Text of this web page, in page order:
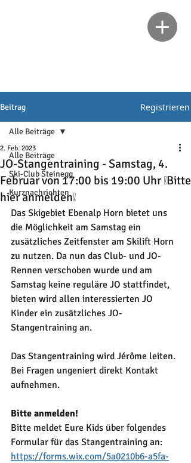
Beitrag Registrieren
Alle Beiträge
Ski-Club Steinegg
Kurznachrichten
Alle Beiträge
JO-Stangentraining - Samstag, 4.
Februar von 17:00 bis 19:00 Uhr ❕Bitte
hier anmelden❕
2. Feb. 2023
Das Skigebiet Ebenalp Horn bietet uns
die Möglichkeit am Samstag ein
zusätzliches Zeitfenster am Skilift Horn
zu nutzen. Da nun das Club- und JO-
Rennen verschoben wurde und am
Samstag keine reguläre JO stattfindet,
bieten wird allen interessierten JO
Kinder ein zusätzliches JO-
Stangentraining an.
Das Stangentraining wird Jérôme leiten.
Bei Fragen ungeniert direkt Kontakt
aufnehmen.
Bitte anmelden!
Bitte meldet Eure Kids über folgendes
Formular für das Stangentraining an:
https://forms.wix.com/5a0210b6-a5fa-